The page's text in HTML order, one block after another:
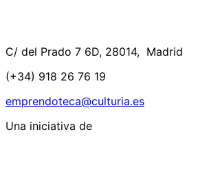
C/ del Prado 7 6D, 28014, Madrid
(+34) 918 26 76 19
emprendoteca@culturia.es
Una iniciativa de